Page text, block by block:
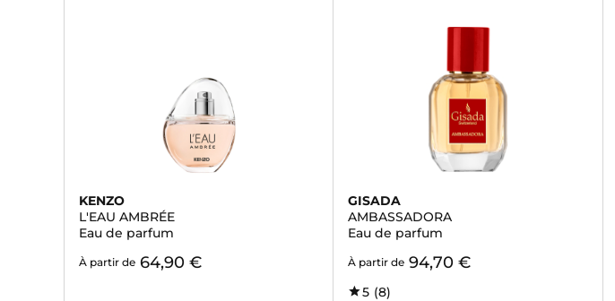
KENZO
L'EAU AMBRÉE
Eau de parfum
À partir de 64,90 €
GISADA
AMBASSADORA
Eau de parfum
À partir de 94,70 €
5 (8)